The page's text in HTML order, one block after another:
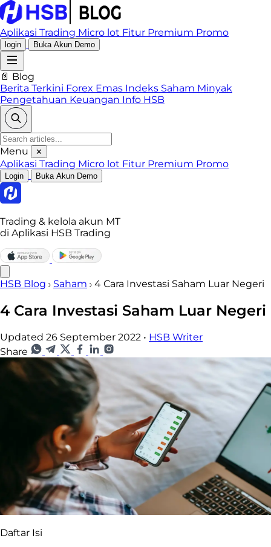
Aplikasi Trading Micro lot Fitur Premium Promo
login Buka Akun Demo
📄 Blog
Berita Terkini Forex Emas Indeks Saham Minyak
Pengetahuan Keuangan Info HSB
Menu ✕
Aplikasi Trading Micro lot Fitur Premium Promo
Login Buka Akun Demo
Trading & kelola akun MT
di Aplikasi HSB Trading
HSB Blog Saham 4 Cara Investasi Saham Luar Negeri
4 Cara Investasi Saham Luar Negeri
Updated 26 September 2022 • HSB Writer
Share
Daftar Isi